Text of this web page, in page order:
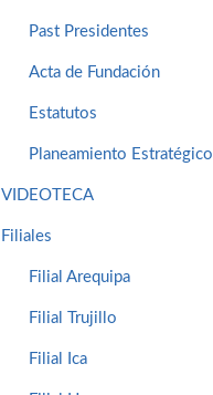
Past Presidentes
Acta de Fundación
Estatutos
Planeamiento Estratégico
VIDEOTECA
Filiales
Filial Arequipa
Filial Trujillo
Filial Ica